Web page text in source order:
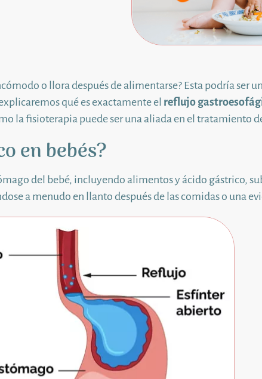
o llora después de alimentarse? Esta podría ser
qué es exactamente el reflujo
la fisioterapia puede ser una aliada en el tratamiento
en bebés?
del bebé, incluyendo alimentos y ácido gástrico,
a menudo en llanto después de las comidas o una